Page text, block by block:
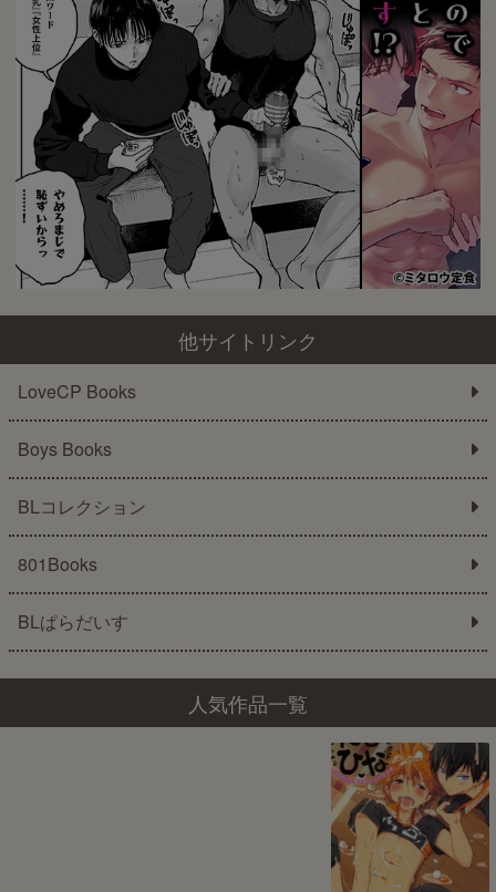
他サイトリンク
LoveCP Books
Boys Books
BLコレクション
801Books
BLぱらだいす
人気作品一覧